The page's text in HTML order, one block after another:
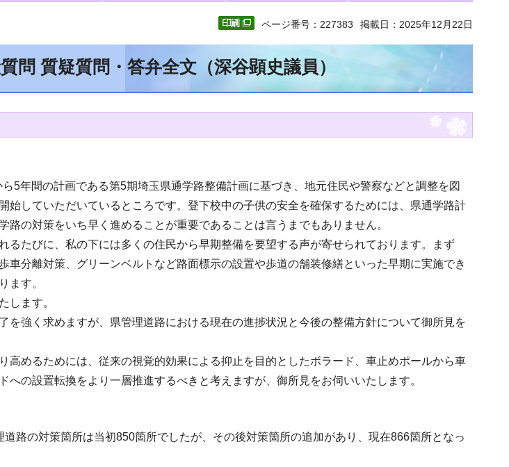
ページ番号：227383 掲載日：2025年12月22日
問 質疑質問・答弁全文（深谷顕史議員）
5年間の計画である第5期埼玉県通学路整備計画に基づき、地元住民や警察などと調整を図
始していただいているところです。登下校中の子供の安全を確保するためには、県通学路計
路の対策をいち早く進めることが重要であることは言うまでもありません。
るたびに、私の下には多くの住民から早期整備を要望する声が寄せられております。まず
車分離対策、グリーンベルトなど路面標示の設置や歩道の舗装修繕といった早期に実施でき
ます。
します。
を強く求めますが、県管理道路における現在の進捗状況と今後の整備方針について御所見を
高めるためには、従来の視覚的効果による抑止を目的としたボラード、車止めポールから車
への設置転換をより一層推進するべきと考えますが、御所見をお伺いいたします。
路の対策箇所は当初850箇所でしたが、その後対策箇所の追加があり、現在866箇所となっ